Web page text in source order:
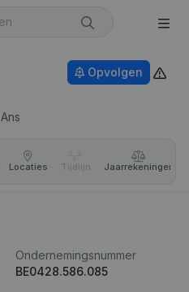
Ans
Opvolgen
Locaties Tijdlijn Jaar­rekeningen
Ondernemingsnummer
BE0428.586.085